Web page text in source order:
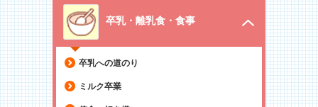
卒乳・離乳食・食事
卒乳への道のり
ミルク卒業